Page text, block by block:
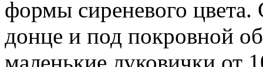
формы сиреневого
донце и под покровной